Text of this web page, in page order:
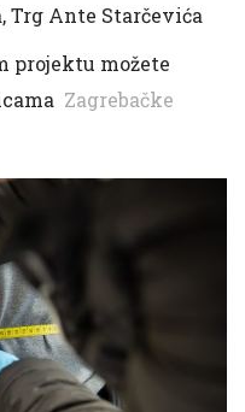
Trg Ante Starčevića
projektu možete
Zagrebačke